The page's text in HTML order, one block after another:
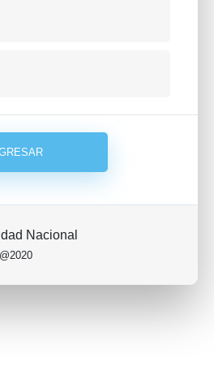
Nacional
@2020